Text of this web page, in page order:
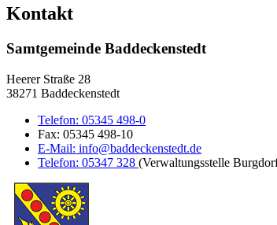
Kontakt
Samtgemeinde Baddeckenstedt
Heerer Straße 28
38271 Baddeckenstedt
Telefon: 05345 498-0
Fax: 05345 498-10
E-Mail: info@baddeckenstedt.de
Telefon: 05347 328 (Verwaltungsstelle